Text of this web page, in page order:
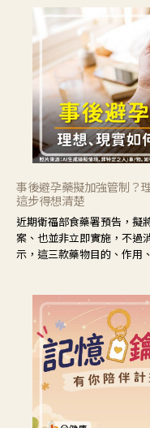
事後避孕藥擬加強管制？
這步得想清楚
近期衛福部食藥署預告，擬
案、也並非立即實施，不過
示，這三款藥物目的、作用